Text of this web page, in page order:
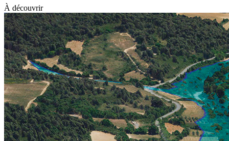
À découvrir